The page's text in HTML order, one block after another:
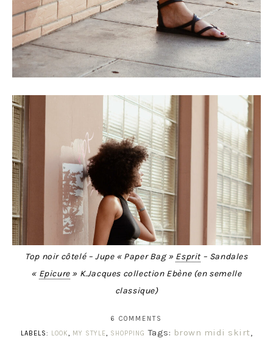
Top noir côtelé – Jupe « Paper Bag » Esprit– Sandales
« Epicure» K.Jacques collection Ebène (en semelle
classique)
6 COMMENTS
LABELS: LOOK, MY STYLE, SHOPPING Tags: brown midi skirt,